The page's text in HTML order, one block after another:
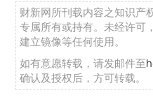
财新网所刊载内容之知识产
专属所有或持有。未经许可
建立镜像等任何使用。
如有意愿转载，请发邮件至
确认及授权后，方可转载。